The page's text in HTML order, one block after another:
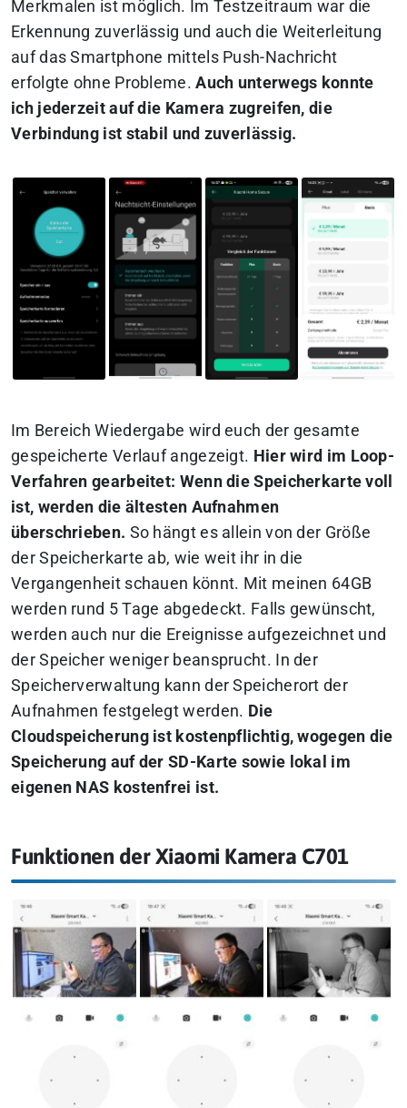
Merkmalen ist möglich. Im Testzeitraum war die
Erkennung zuverlässig und auch die Weiterleitung
auf das Smartphone mittels Push-Nachricht
erfolgte ohne Probleme.Auch unterwegs konnte
ich jederzeit auf die Kamera zugreifen, die
Verbindung ist stabil und zuverlässig.
Im Bereich Wiedergabe wird euch der gesamte
gespeicherte Verlauf angezeigt. Hier wird im Loop-
Verfahren gearbeitet: Wenn die Speicherkarte voll
ist, werden die ältesten Aufnahmen
überschrieben. So hängt es allein von der Größe
der Speicherkarte ab, wie weit ihr in die
Vergangenheit schauen könnt. Mit meinen 64GB
werden rund 5 Tage abgedeckt. Falls gewünscht,
werden auch nur die Ereignisse aufgezeichnet und
der Speicher weniger beansprucht. In der
Speicherverwaltung kann der Speicherort der
Aufnahmen festgelegt werden. Die
Cloudspeicherung ist kostenpflichtig, wogegen die
Speicherung auf der SD-Karte sowie lokal im
eigenen NAS kostenfrei ist.
Funktionen der Xiaomi Kamera C701